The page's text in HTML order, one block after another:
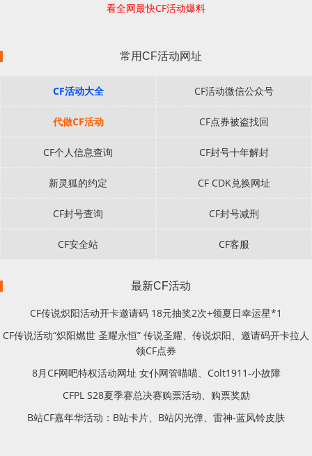
看全网最快CF活动爆料
常用CF活动网址
CF活动大全 CF活动微信公众号
代做CF活动 CF点券被盗找回
CF个人信息查询 CF封号十年解封
新灵狐的约定 CF CDK兑换网址
CF封号查询 CF封号减刑
CF安全站 CF客服
最新CF活动
CF传说炽阳活动开卡邀请码 18元抽奖2次+领夏日幸运星*1
CF传说活动“炽阳燃世 圣耀永恒” 传说圣耀、传说炽阳、邀请码开卡拉人
领CF点券
8月CF网吧特权活动网址 女仆网管喵喵、Colt1911-小故障
CFPL S28夏季赛总决赛购票活动、购票奖励
B站CF嘉年华活动：B站卡片、B站闪光弹、雷神-蓝风铃皮肤